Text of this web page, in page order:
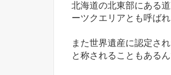
北海道の北東部にある
ーツクエリアとも呼ば
また世界遺産に認定さ
と称されることもあるん